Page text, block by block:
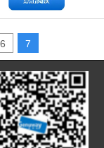
振的实际输出频
振处于或尽量靠
…
6 7